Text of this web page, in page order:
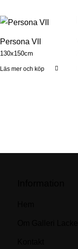
Persona VII
130x150cm
Läs mer och köp